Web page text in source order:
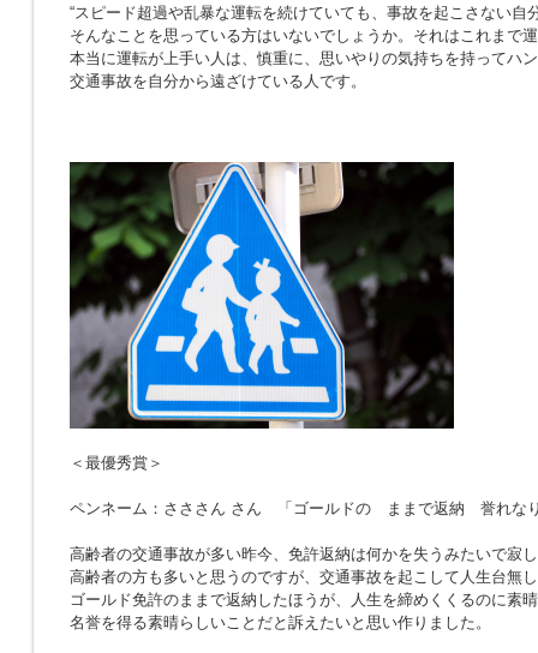
“スピード超過や乱暴な運転を続けていても、事故を起こさない自
そんなことを思っている方はいないでしょうか。それはこれまで
本当に運転が上手い人は、慎重に、思いやりの気持ちを持ってハ
交通事故を自分から遠ざけている人です。
＜最優秀賞＞
ペンネーム：さささん さん 「ゴールドの ままで返納 誉れな
高齢者の交通事故が多い昨今、免許返納は何かを失うみたいで寂
高齢者の方も多いと思うのですが、交通事故を起こして人生台無
ゴールド免許のままで返納したほうが、人生を締めくくるのに素
名誉を得る素晴らしいことだと訴えたいと思い作りました。